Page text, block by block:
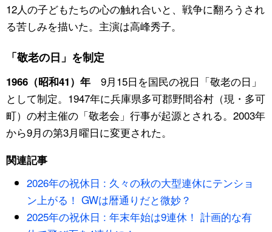
12人の子どもたちの心の触れ合いと、戦争に翻ろうされ
る苦しみを描いた。主演は高峰秀子。
「敬老の日」を制定
1966（昭和41）年9月15日を国民の祝日「敬老の日」
として制定。1947年に兵庫県多可郡野間谷村（現・多可
町）の村主催の「敬老会」行事が起源とされる。2003年
から9月の第3月曜日に変更された。
関連記事
2026年の祝休日 : 久々の秋の大型連休にテンショ
ン上がる！ GWは暦通りだと微妙？
2025年の祝休日 : 年末年始は9連休！ 計画的な有